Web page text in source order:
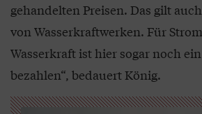
gehandelten Preisen. Das gilt
von Wasserkraftwerken. Für
Wasserkraft ist hier sogar noch
bezahlen“, bedauert König.